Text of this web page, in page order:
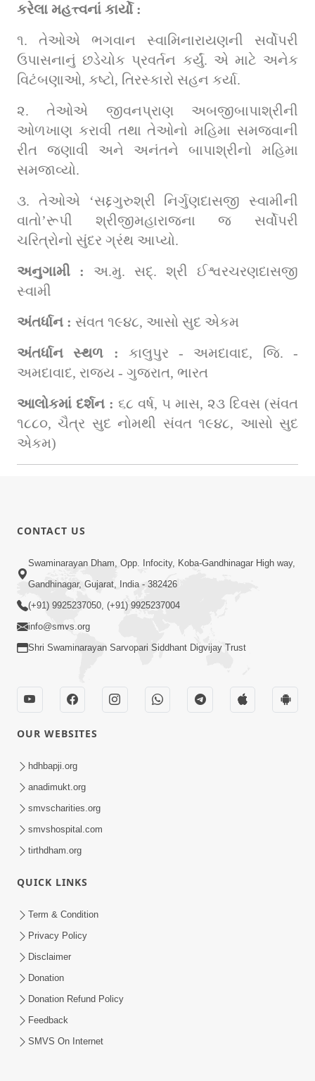
કરેલા મહત્ત્વનાં કાર્યો :
૧. તેઓએ ભગવાન સ્વામિનારાયણની સર્વોપરી
ઉપાસનાનું છડેચોક પ્રવર્તન કર્યું. એ માટે અનેક
વિટંબણાઓ, કષ્ટો, તિરસ્કારો સહન કર્યા.
૨. તેઓએ જીવનપ્રાણ અબજીબાપાશ્રીની
ઓળખાણ કરાવી તથા તેઓનો મહિમા સમજવાની
રીત જણાવી અને અનંતને બાપાશ્રીનો મહિમા
સમજાવ્યો.
૩. તેઓએ ‘સદ્દગુરુશ્રી નિર્ગુણદાસજી સ્વામીની
વાતો’રૂપી શ્રીજીમહારાજના જ સર્વોપરી
ચરિત્રોનો સુંદર ગ્રંથ આપ્યો.
અનુગામી : અ.મુ. સદ્. શ્રી ઈશ્વરચરણદાસજી
સ્વામી
અંતર્ધાન : સંવત ૧૯૪૮, આસો સુદ એકમ
અંતર્ધાન સ્થળ : કાલુપુર - અમદાવાદ, જિ. -
અમદાવાદ, રાજ્ય - ગુજરાત, ભારત
આલોકમાં દર્શન : ૬૮ વર્ષ, ૫ માસ, ૨૩ દિવસ (સંવત
૧૮૮૦, ચૈત્ર સુદ નોમથી સંવત ૧૯૪૮, આસો સુદ
એકમ)
CONTACT US
Swaminarayan Dham, Opp. Infocity, Koba-Gandhinagar High way,
Gandhinagar, Gujarat, India - 382426
(+91) 9925237050, (+91) 9925237004
info@smvs.org
Shri Swaminarayan Sarvopari Siddhant Digvijay Trust
OUR WEBSITES
hdhbapji.org
anadimukt.org
smvscharities.org
smvshospital.com
tirthdham.org
QUICK LINKS
Term & Condition
Privacy Policy
Disclaimer
Donation
Donation Refund Policy
Feedback
SMVS On Internet